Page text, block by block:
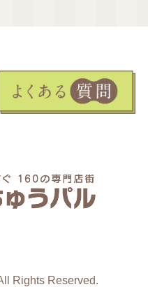
Rights Reserved.